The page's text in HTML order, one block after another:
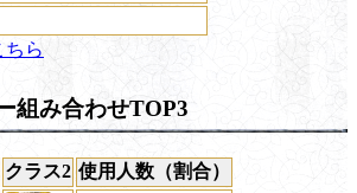
ちら
組み合わせTOP3
クラス2 使用人数（割合）